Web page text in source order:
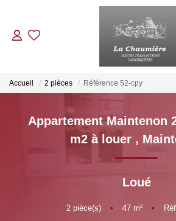
ACHETER
LOUER
NOS BIENS
Accueil 2 pièces Référence 52-cpy
Appartement Maintenon
m2 à louer ,
Loué
2pièce(s) • 47m² •